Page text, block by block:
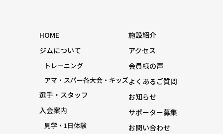
HOME
ジムについて
トレーニング
アマ・スパー各大会・キッズ
選手・スタッフ
入会案内
見学・1日体験
施設紹介
アクセス
会員様の声
よくあるご質問
お知らせ
サポーター募集
お問い合わせ